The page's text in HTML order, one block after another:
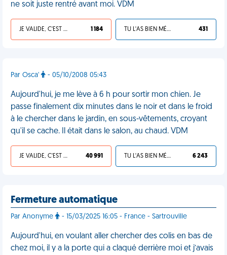
ne soit juste rentré avant moi. VDM
JE VALIDE, C'EST UNE VDM 1 184 TU L'AS BIEN MÉRITÉ 431
Par Osca' - 05/10/2008 05:43
Aujourd'hui, je me lève à 6 h pour sortir mon chien. Je
passe finalement dix minutes dans le noir et dans le froid
à le chercher dans le jardin, en sous-vêtements, croyant
qu'il se cache. Il était dans le salon, au chaud. VDM
JE VALIDE, C'EST UNE VDM 40 991 TU L'AS BIEN MÉRITÉ 6 243
Fermeture automatique
Par Anonyme - 15/03/2025 16:05 - France - Sartrouville
Aujourd'hui, en voulant aller chercher des colis en bas de
chez moi, il y a la porte qui a claqué derrière moi et j’avais